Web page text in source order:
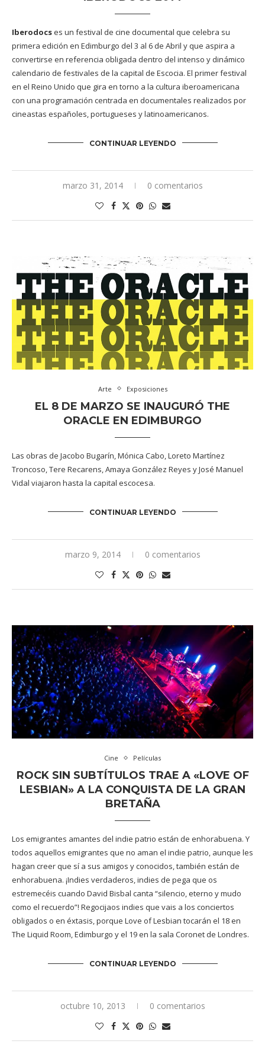
Iberodocses un festival de cine documental que celebra su
primera edición en Edimburgo del 3 al 6 de Abril y que aspira a
convertirse en referencia obligada dentro del intenso y dinámico
calendario de festivales de la capital de Escocia. El primer festival
en el Reino Unido que gira en torno a la cultura iberoamericana
con una programación centrada en documentales realizados por
cineastas españoles, portugueses y latinoamericanos.
CONTINUAR LEYENDO
marzo 31, 2014 0 comentarios
Arte Exposiciones
EL 8 DE MARZO SE INAUGURÓ THE
ORACLE EN EDIMBURGO
Las obras de Jacobo Bugarín, Mónica Cabo, Loreto Martínez
Troncoso, Tere Recarens, Amaya González Reyes y José Manuel
Vidal viajaron hasta la capital escocesa.
CONTINUAR LEYENDO
marzo 9, 2014 0 comentarios
Cine Películas
ROCK SIN SUBTÍTULOS TRAE A «LOVE OF
LESBIAN» A LA CONQUISTA DE LA GRAN
BRETAÑA
Los emigrantes amantes del indie patrio están de enhorabuena. Y
todos aquellos emigrantes que no aman el indie patrio, aunque les
hagan creer que sí a sus amigos y conocidos, también están de
enhorabuena. ¡Indies verdaderos, indies de pega que os
estremecéis cuando David Bisbal canta “silencio, eterno y mudo
como el recuerdo”! Regocijaos indies que vais a los conciertos
obligados o en éxtasis, porque Love of Lesbian tocarán el 18 en
The Liquid Room, Edimburgo y el 19 en la sala Coronet de Londres.
CONTINUAR LEYENDO
octubre 10, 2013 0 comentarios